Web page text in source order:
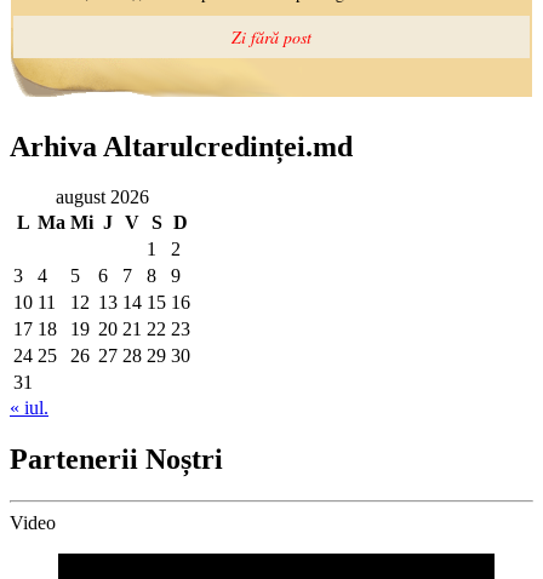
Arhiva Altarulcredinței.md
august 2026
L Ma Mi J V S D
1
2
3
4 5 6 7 8
9
10 11 12 13 14 15 16
17 18 19 20 21 22 23
24 25 26 27 28 29 30
31
« iul.
Partenerii Noștri
Video